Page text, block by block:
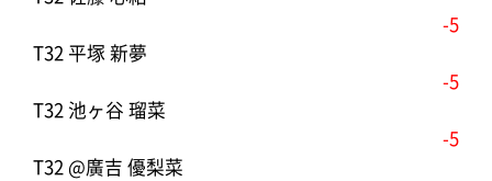
-5
T32 平塚 新夢
-5
T32 池ヶ谷 瑠菜
-5
T32 @廣吉 優梨菜